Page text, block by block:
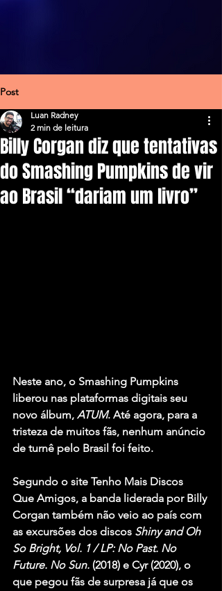
Post
Billy Corgan diz que tentativas
do Smashing Pumpkins de vir
ao Brasil “dariam um livro”
Luan Radney
2 min de leitura
Neste ano, o Smashing Pumpkins
liberou nas plataformas digitais seu
novo álbum, ATUM. Até agora, para a
tristeza de muitos fãs, nenhum anúncio
de turnê pelo Brasil foi feito.
Segundo o site Tenho Mais Discos
Que Amigos, a banda liderada por Billy
Corgan também não veio ao país com
as excursões dos discos Shiny and Oh
So Bright, Vol. 1 / LP: No Past. No
Future. No Sun. (2018) e Cyr (2020), o
que pegou fãs de surpresa já que os